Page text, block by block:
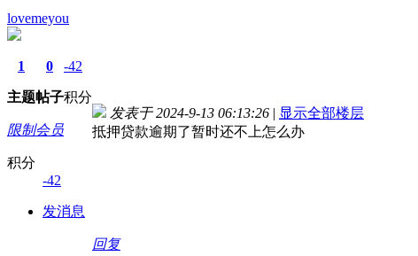
lovemeyou
1
主题
0
帖子
-42
积分
限制会员
积分
-42
发消息
发表于 2024-9-13 06:13:26 | 显示全部楼层
抵押贷款逾期了暂时还不上怎么办
回复